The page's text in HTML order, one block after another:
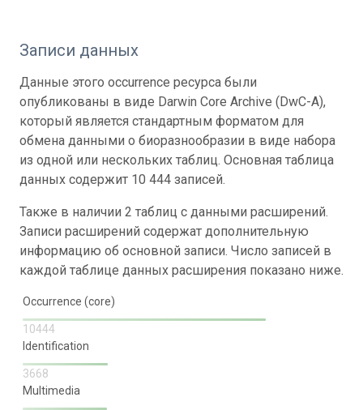
Записи данных
Данные этого occurrence ресурса были
опубликованы в виде Darwin Core Archive (DwC-A),
который является стандартным форматом для
обмена данными о биоразнообразии в виде набора
из одной или нескольких таблиц. Основная таблица
данных содержит 10 444 записей.
Также в наличии 2 таблиц с данными расширений.
Записи расширений содержат дополнительную
информацию об основной записи. Число записей в
каждой таблице данных расширения показано ниже.
Occurrence (core)
10444
Identification
3668
Multimedia